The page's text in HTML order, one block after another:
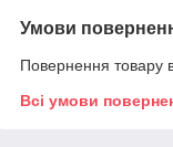
Умови
Повернення товару
Всі умови